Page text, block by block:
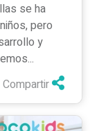
se ha
pero
y
Compartir